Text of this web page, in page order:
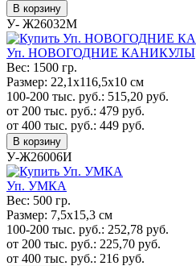
В корзину
У- Ж26032М
Уп. НОВОГОДНИЕ КАНИКУЛЫ
Вес: 1500 гр.
Размер: 22,1х116,5х10 см
100-200 тыс. руб.: 515,20 руб.
от 200 тыс. руб.: 479 руб.
от 400 тыс. руб.: 449 руб.
В корзину
У-Ж26006И
Уп. УМКА
Вес: 500 гр.
Размер: 7,5х15,3 см
100-200 тыс. руб.: 252,78 руб.
от 200 тыс. руб.: 225,70 руб.
от 400 тыс. руб.: 216 руб.